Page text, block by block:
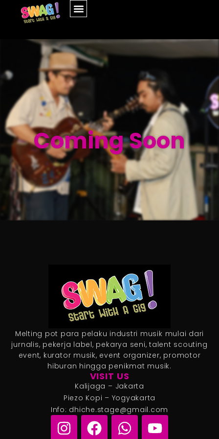
Coming Soon
Melting pot para pelaku industri musik mulai dari
jurnalis, pekerja label, pekarya seni, talent scouting
event, kurator musik, event organizer, promotor
hiburan hingga penikmat musik.
VISIT US
Kalijaga – Jakarta
Piezo Kopi – Yogyakarta
Info: dhiche.stage@gmail.com